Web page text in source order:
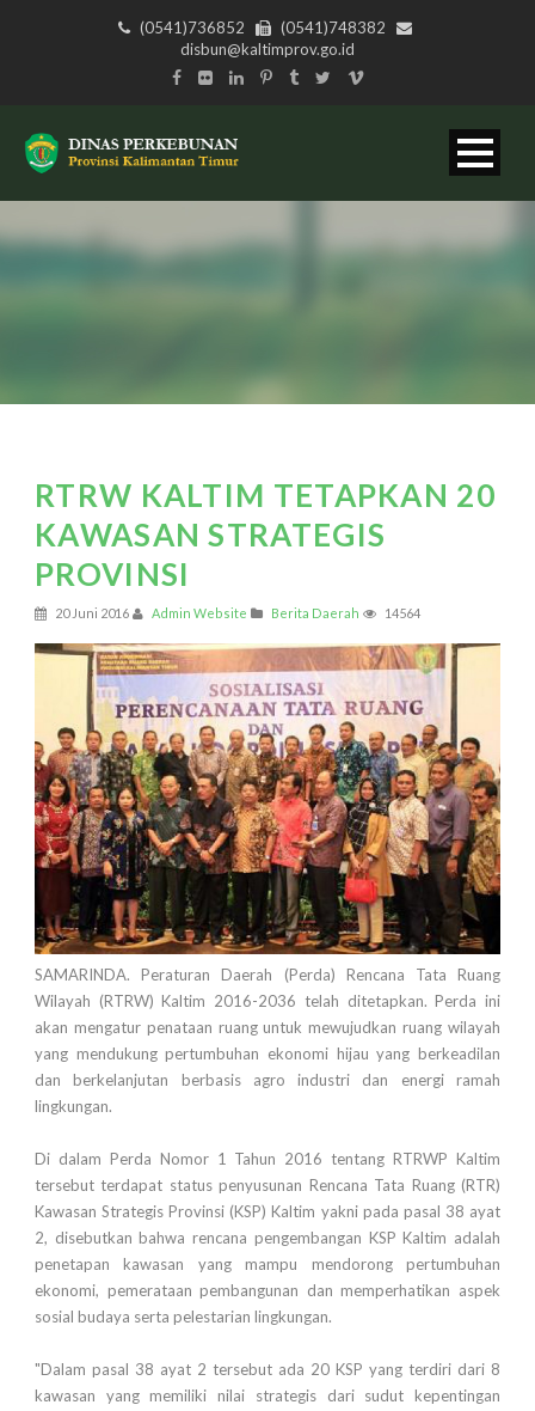
(0541)736852
(0541)748382
disbun@kaltimprov.go.id
RTRW KALTIM TETAPKAN 20
KAWASAN STRATEGIS
PROVINSI
20 Juni 2016 Admin Website Berita Daerah 14564
SAMARINDA. Peraturan Daerah (Perda) Rencana Tata Ruang
Wilayah (RTRW) Kaltim 2016-2036 telah ditetapkan. Perda ini
akan mengatur penataan ruang untuk mewujudkan ruang wilayah
yang mendukung pertumbuhan ekonomi hijau yang berkeadilan
dan berkelanjutan berbasis agro industri dan energi ramah
lingkungan.
Di dalam Perda Nomor 1 Tahun 2016 tentang RTRWP Kaltim
tersebut terdapat status penyusunan Rencana Tata Ruang (RTR)
Kawasan Strategis Provinsi (KSP) Kaltim yakni pada pasal 38 ayat
2, disebutkan bahwa rencana pengembangan KSP Kaltim adalah
penetapan kawasan yang mampu mendorong pertumbuhan
ekonomi, pemerataan pembangunan dan memperhatikan aspek
sosial budaya serta pelestarian lingkungan.
"Dalam pasal 38 ayat 2 tersebut ada 20 KSP yang terdiri dari 8
kawasan yang memiliki nilai strategis dari sudut kepentingan